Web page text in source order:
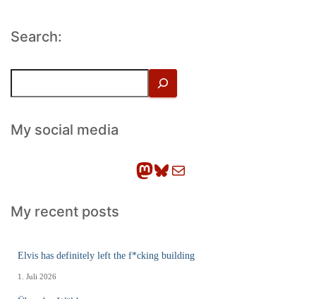
Search:
h
eMy social media
Mastodon Bluesky E-Mail
My recent posts
Elvis has definitely left the f*cking building
1. Juli 2026